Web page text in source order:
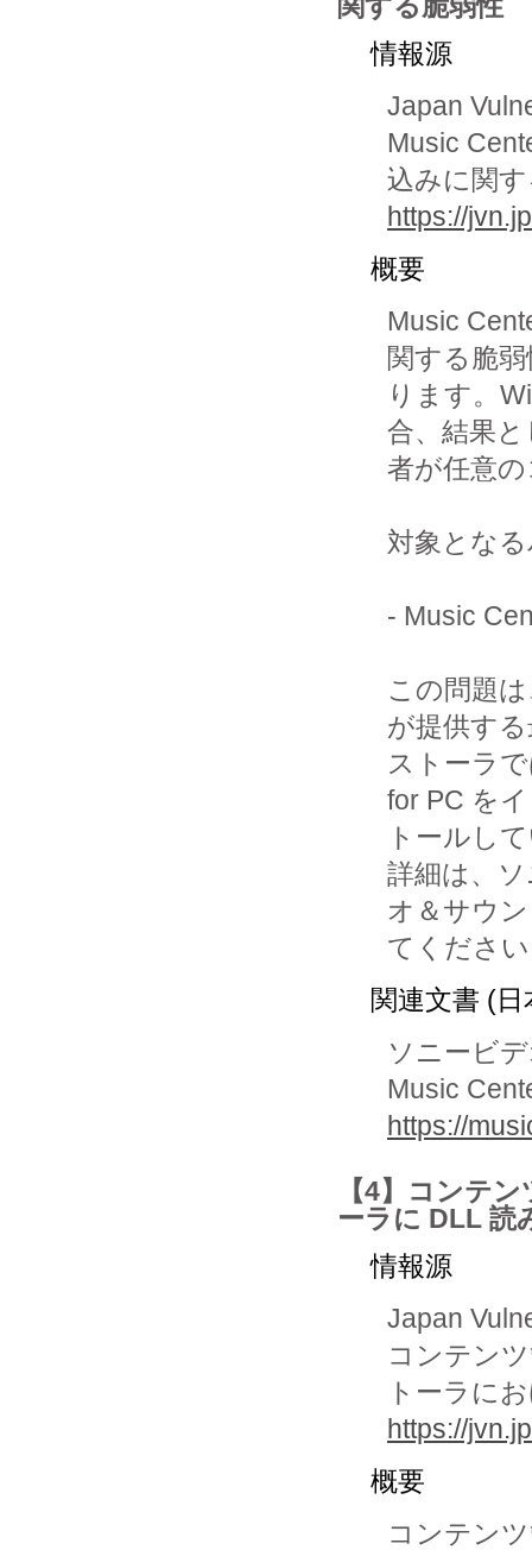
情報源
Japan
Music
込みに関
https://
概要
Music
関する脆
ります。
合、結果
者が任意
対象とな
- Music
この問題
が提供す
ストーラ
for PC を
トールし
詳細は、
オ＆サウ
てくださ
関連文書 (日
ソニービ
Music
https://
【4】コンテ
ーラに DLL 読
情報源
Japan
コンテン
トーラに
https://
概要
コンテン